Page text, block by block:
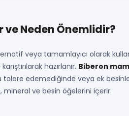
ve Neden Önemlidir?
veya tamamlayıcı olarak
hazırlanır. Biberon
tolere edemediğinde veya ek
ve besin öğelerini içerir.